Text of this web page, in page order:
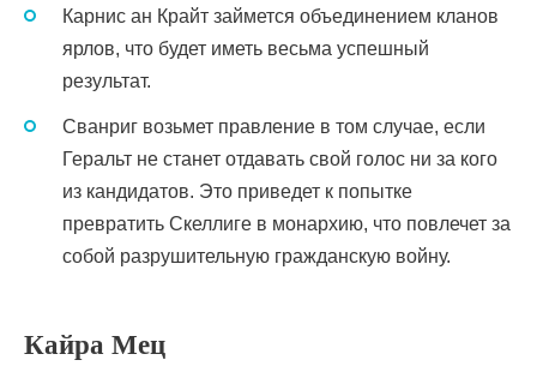
Карнис ан Крайт займется объединением кланов
ярлов, что будет иметь весьма успешный
результат.
Сванриг возьмет правление в том случае, если
Геральт не станет отдавать свой голос ни за кого
из кандидатов. Это приведет к попытке
превратить Скеллиге в монархию, что повлечет за
собой разрушительную гражданскую войну.
Кайра Мец